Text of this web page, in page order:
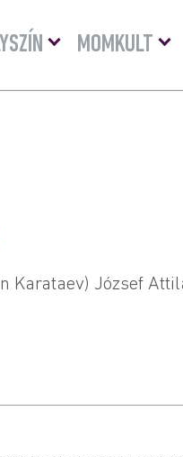
Menü
lenyitásaMOMKULT
Karataev) József